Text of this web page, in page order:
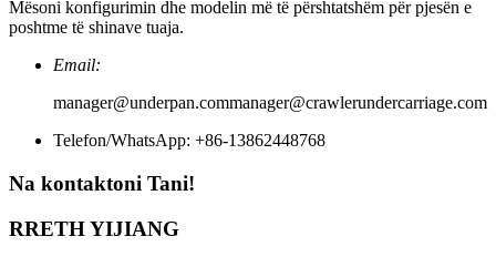
Mësoni konfigurimin dhe modelin më të përshtatshëm për pjesën e
poshtme të shinave tuaja.
Email:
manager@underpan.commanager@crawlerundercarriage.com
Telefon/WhatsApp: +86-13862448768
Na kontaktoni Tani!
RRETH YIJIANG